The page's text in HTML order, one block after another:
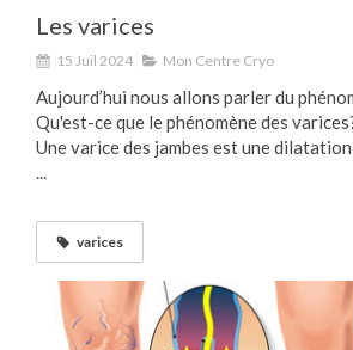
Les varices
15 Juil 2024 Mon Centre Cryo
Aujourd’hui nous allons parler du
Qu'est-ce que le phénomène des
Une varice des jambes est une
varices